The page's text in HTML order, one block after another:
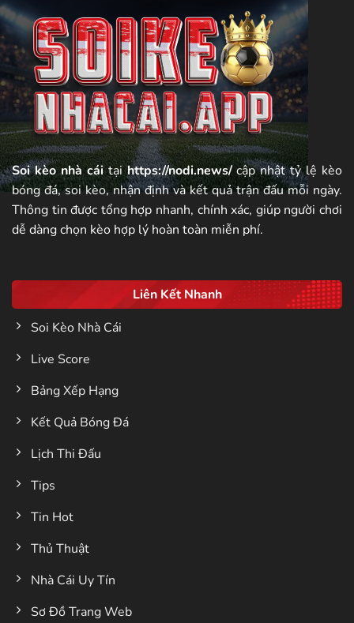
Soi kèo nhà cáitạihttps://nodi.news/cập nhật tỷ lệ kèo
bóng đá, soi kèo, nhận định và kết quả trận đấu mỗi ngày.
Thông tin được tổng hợp nhanh, chính xác, giúp người chơi
dễ dàng chọn kèo hợp lý hoàn toàn miễn phí.
Liên Kết Nhanh
Soi Kèo Nhà Cái
Live Score
Bảng Xếp Hạng
Kết Quả Bóng Đá
Lịch Thi Đấu
Tips
Tin Hot
Thủ Thuật
Nhà Cái Uy Tín
Sơ Đồ Trang Web